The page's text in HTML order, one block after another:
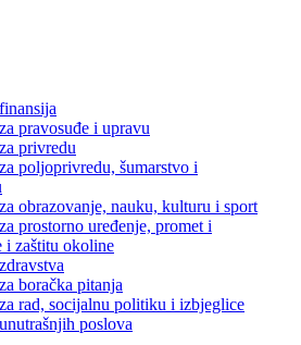
pravosuđe i upravu
privredu
poljoprivredu, šumarstvo i
obrazovanje, nauku, kulturu i sport
prostorno uređenje, promet i
i zaštitu okoline
boračka pitanja
rad, socijalnu politiku i izbjeglice
poslova